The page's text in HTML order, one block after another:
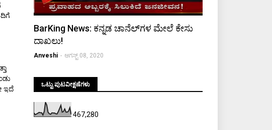
ಇದೆ
BarKing News: ಕನ್ನಡ ಚಾನೆಲ್‌ಗಳ ಮೇಲೆ ಕೇಸು
ದಾಖಲು!
Anveshi - ಆಗಸ್ಟ್ 08, 2020
ಒಟ್ಟು ಪುಟವೀಕ್ಷಣೆಗಳು
467,280